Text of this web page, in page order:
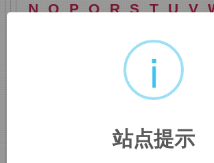
N
O P Q R S T U V
：条，棒，酒
i
站点提示